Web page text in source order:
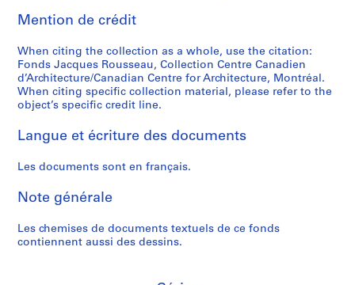
,
9
8
4
AP066.S3.D2
t
e
e
t
d
s
s
é
l
o
k
s
"
,
o
o
t
-
1
m
a
i
-
6
u
n
9
n
a
u
C
e
t
e
a
a
o
c
o
n
s
n
u
/
a
e
1
9
8
7
1
8
AP066.S5.D6
t
f
i
é
e
,
.
.
n
e
p
o
u
p
o
e
s
Mention de crédit
When citing the collection as a whole, use the citation:
Fonds Jacques Rousseau, Collection Centre Canadien
d’Architecture/Canadian Centre for Architecture, Montréal.
When citing specific collection material, please refer to the
object’s specific credit line.
Langue et écriture des documents
Les documents sont en français.
Note générale
Les chemises de documents textuels de ce fonds
contiennent aussi des dessins.